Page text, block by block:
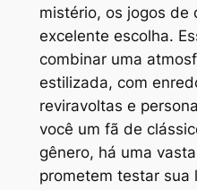
mistério, os jogos de
excelente escolha.
combinar uma
estilizada, com
reviravoltas e
você um fã de
gênero, há uma
prometem testar sua